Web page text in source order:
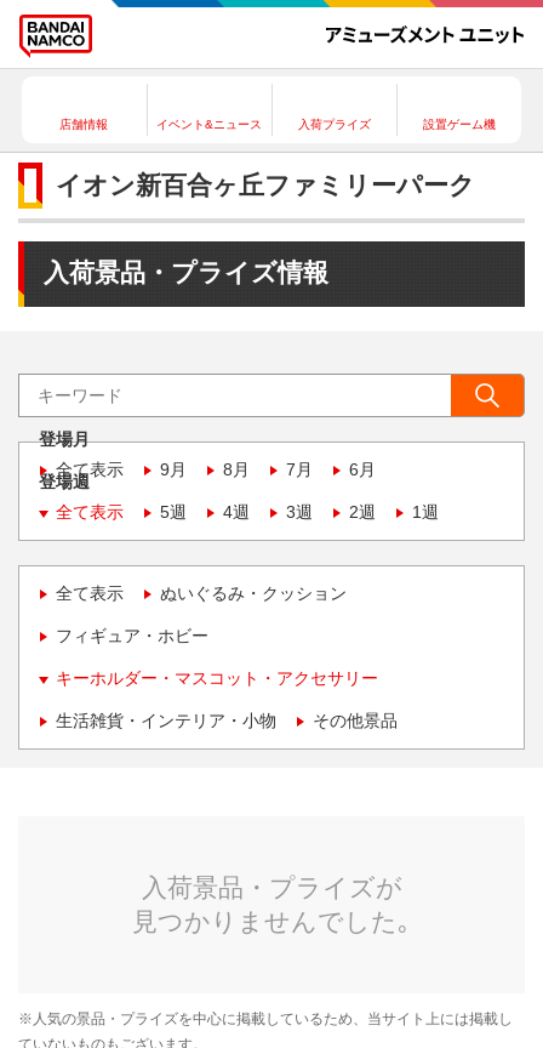
店舗情報 イベント&ニュース 入荷プライズ 設置ゲーム機
イオン新百合ヶ丘ファミリーパーク
入荷景品・プライズ情報
登場月
全て表示
9月 8月 7月 6月
登場週
全て表示
5週 4週 3週 2週 1週
全て表示 ぬいぐるみ・クッション
フィギュア・ホビー
キーホルダー・マスコット・アクセサリー
生活雑貨・インテリア・小物 その他景品